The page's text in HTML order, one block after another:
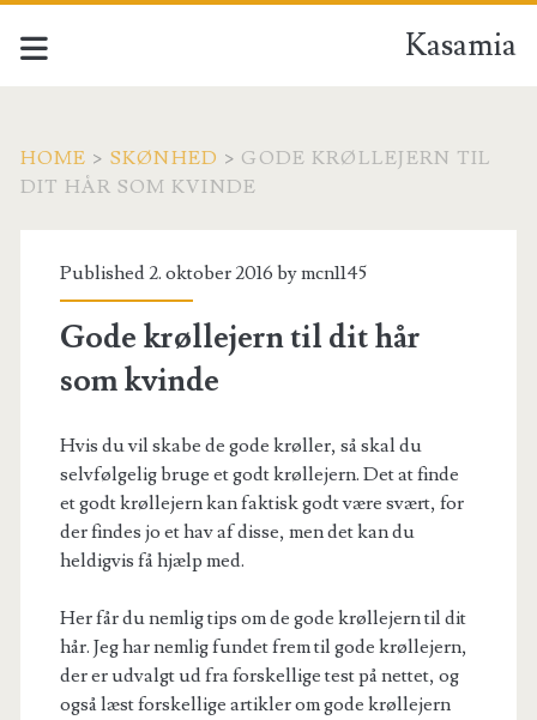
Kasamia
HOME > SKØNHED > GODE KRØLLEJERN TIL
DIT HÅR SOM KVINDE
Published 2. oktober 2016 bymcn1145
Gode krøllejern til dit hår
som kvinde
Hvis du vil skabe de gode krøller, så skal du
selvfølgelig bruge et godt krøllejern. Det at finde
et godt krøllejern kan faktisk godt være svært, for
der findes jo et hav af disse, men det kan du
heldigvis få hjælp med.
Her får du nemlig tips om de gode krøllejern til dit
hår. Jeg har nemlig fundet frem til gode krøllejern,
der er udvalgt ud fra forskellige test på nettet, og
også læst forskellige artikler om gode krøllejern